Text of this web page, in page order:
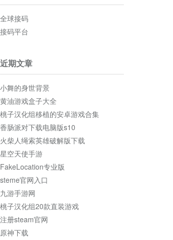
全球接码
接码平台
近期文章
小舞的身世背景
黄油游戏盒子大全
桃子汉化组移植的安卓游戏合集
香肠派对下载电脑版s10
火柴人绳索英雄破解版下载
星空天使手游
FakeLocation专业版
steme官网入口
九游手游网
桃子汉化组20款直装游戏
注册steam官网
原神下载